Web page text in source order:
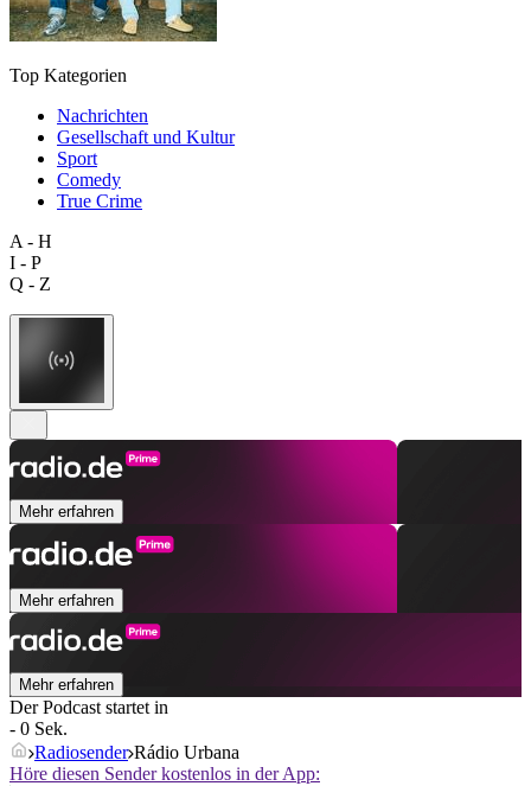
Top Kategorien
Nachrichten
Gesellschaft und Kultur
Sport
Comedy
True Crime
A - H
I - P
Q - Z
Mehr erfahren
Mehr erfahren
Mehr erfahren
Der Podcast startet in
- 0 Sek.
Radiosender Rádio Urbana
Höre diesen Sender kostenlos in der App: